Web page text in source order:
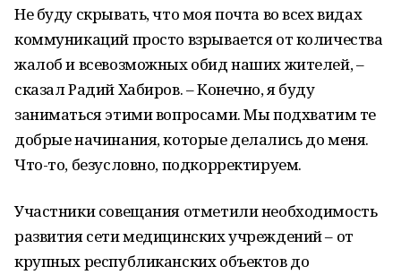
Не буду скрывать, что моя почта во всех видах
коммуникаций просто взрывается от количества
жалоб и всевозможных обид наших жителей, –
сказал Радий Хабиров. – Конечно, я буду
заниматься этими вопросами. Мы подхватим те
добрые начинания, которые делались до меня.
Что-то, безусловно, подкорректируем.
Участники совещания отметили необходимость
развития сети медицинских учреждений – от
крупных республиканских объектов до